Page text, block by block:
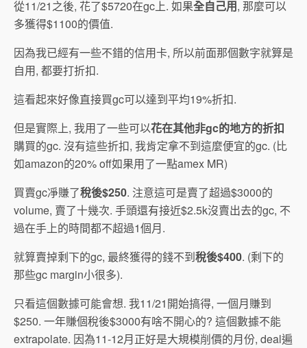
從11/21之後, 花了$5720在gc上. 如果全自己用, 那麼可以
多獲得$1100的價值.
因為我已經有一些不錯的信用卡, 所以前面那個數字就算是
自用, 都要打折扣.
這看起來好像直接買gc可以達到平均19%折扣.
但是實際上, 我用了一些可以花在其他非gc的地方的折扣
購買的gc. 沒有這些折扣, 我肯定拿不到這麼便宜的gc. (比
如amazon的20% off如果用了一點amex MR)
買賣gc凈賺了稅後$250. 注意這可是賣了超過$3000的
volume, 賣了十幾次. 手頭還有接近$2.5k沒賣出去的gc, 不
過在手上的時間都不超過1個月.
就算賣掉剩下的gc, 最終獲得的錢不到稅後$400. (剩下的
那些gc margin小很多).
只看這個數據可能會想. 我11/21開始搞得, 一個月賺到
$250. 一年賺個稅後$3000有啥不開心的? 這個數據不能
extrapolate. 因為11-12月正好是大規模削價的月份, deal遍